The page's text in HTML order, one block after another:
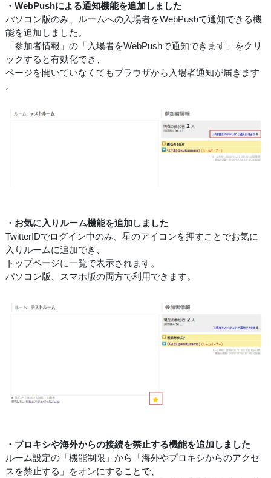
・WebPushによる通知機能を追加しました
パソコン版のみ、ルームへの入場者をWebPushで通知できる機
能を追加しました。
「参加者情報」の「入場者をWebPushで通知できます」をクリ
ックすると有効化でき、
ページを開いていなくてもブラウザから入場者通知が届きます
。
・お気に入りルーム機能を追加しました
TwitterIDでログイン中のみ、星のアイコンを押すことでお気に
入りルームに追加でき、
トップページに一覧で表示されます。
パソコン版、スマホ版の両方で利用できます。
・プロキシや海外からの接続を禁止する機能を追加しました
ルーム設定の「機能制限」から「海外やプロキシからのアクセ
スを禁止する」をオンにすることで、